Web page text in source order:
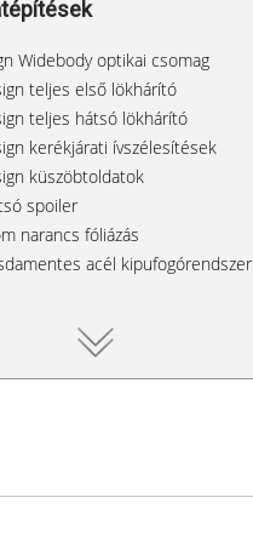
Widebody optikai csomag
teljes első lökhárító
teljes hátsó lökhárító
kerékjárati ívszélesítések
küszöbtoldatok
spoiler
narancs fóliázás
acél kipufogórendszer